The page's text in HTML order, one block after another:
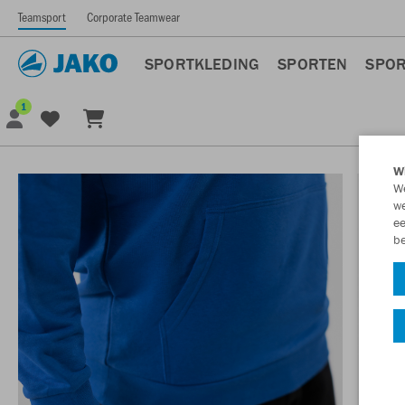
Teamsport Corporate Teamwear
SPORTKLEDING SPORTEN
1